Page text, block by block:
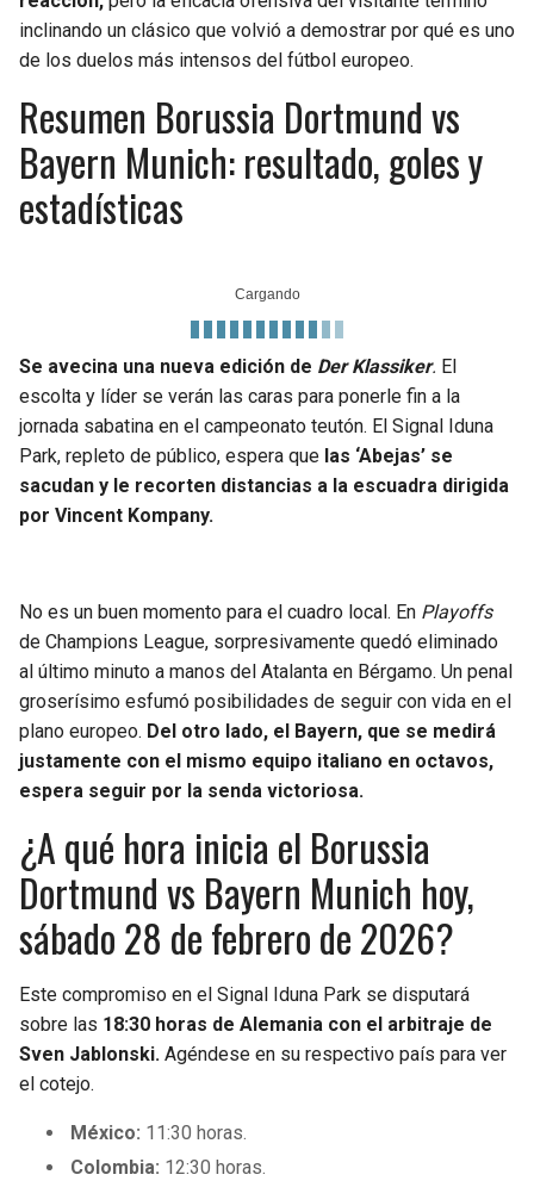
inclinando un clásico que volvió a demostrar por qué es uno
de los duelos más intensos del fútbol europeo.
Resumen Borussia Dortmund vs
Bayern Munich: resultado, goles y
estadísticas
Se avecina una nueva edición de Der Klassiker. El
escolta y líder se verán las caras para ponerle fin a la
jornada sabatina en el campeonato teutón. El Signal Iduna
Park, repleto de público, espera que las ‘Abejas’ se
sacudan y le recorten distancias a la escuadra dirigida
por Vincent Kompany.
No es un buen momento para el cuadro local. En Playoffs
de Champions League, sorpresivamente quedó eliminado
al último minuto a manos del Atalanta en Bérgamo. Un penal
groserísimo esfumó posibilidades de seguir con vida en el
plano europeo. Del otro lado, el Bayern, que se medirá
justamente con el mismo equipo italiano en octavos,
espera seguir por la senda victoriosa.
¿A qué hora inicia el Borussia
Dortmund vs Bayern Munich hoy,
sábado 28 de febrero de 2026?
Este compromiso en el Signal Iduna Park se disputará
sobre las 18:30 horas de Alemania con el arbitraje de
Sven Jablonski. Agéndese en su respectivo país para ver
el cotejo.
México: 11:30 horas.
Colombia: 12:30 horas.